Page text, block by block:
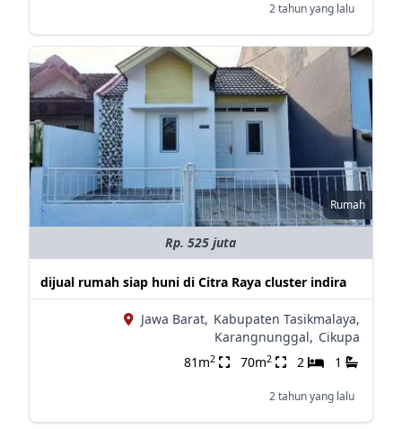
2 tahun yang lalu
Rumah
Rp. 525 juta
dijual rumah siap huni di Citra Raya cluster indira
Jawa Barat, Kabupaten Tasikmalaya,
Karangnunggal, Cikupa
81m2 70m2 2 1
2 tahun yang lalu